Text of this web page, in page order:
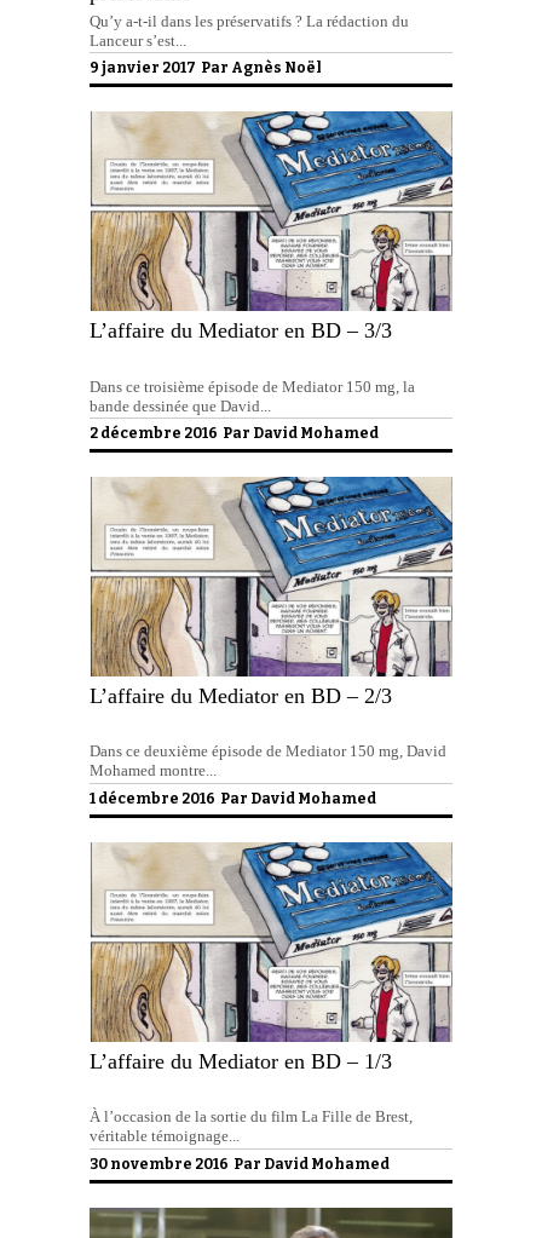
Qu’y a-t-il dans les préservatifs ? La rédaction du
Lanceur s’est...
9 janvier 2017 Par Agnès Noël
L’affaire du Mediator en BD – 3/3
Dans ce troisième épisode de Mediator 150 mg, la
bande dessinée que David...
2 décembre 2016 Par David Mohamed
L’affaire du Mediator en BD – 2/3
Dans ce deuxième épisode de Mediator 150 mg, David
Mohamed montre...
1 décembre 2016 Par David Mohamed
L’affaire du Mediator en BD – 1/3
À l’occasion de la sortie du film La Fille de Brest,
véritable témoignage...
30 novembre 2016 Par David Mohamed